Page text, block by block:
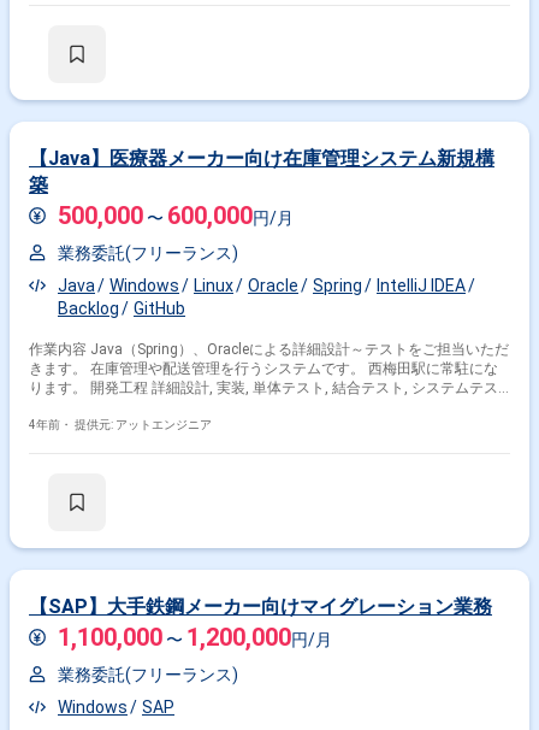
【Java】医療器メーカー向け在庫管理システム新規構
築
500,000 〜 600,000円/月
業務委託(フリーランス)
Java
Windows Linux Oracle Spring
IntelliJ IDEA
Backlog
GitHub
作業内容 Java（Spring）、Oracleによる詳細設計～テストをご担当いただ
きます。 在庫管理や配送管理を行うシステムです。 西梅田駅に常駐にな
ります。 開発工程 詳細設計, 実装, 単体テスト, 結合テスト, システムテス
4年前・ 提供元: アットエンジニア
【SAP】大手鉄鋼メーカー向けマイグレーション業務
1,100,000 〜 1,200,000円/月
業務委託(フリーランス)
Windows
SAP